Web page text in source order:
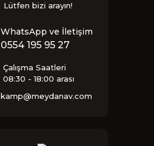
Lütfen bizi arayın!
WhatsApp ve İletişim
0554 195 95 27
Çalışma Saatleri
08:30 - 18:00 arası
kamp@meydanav.com